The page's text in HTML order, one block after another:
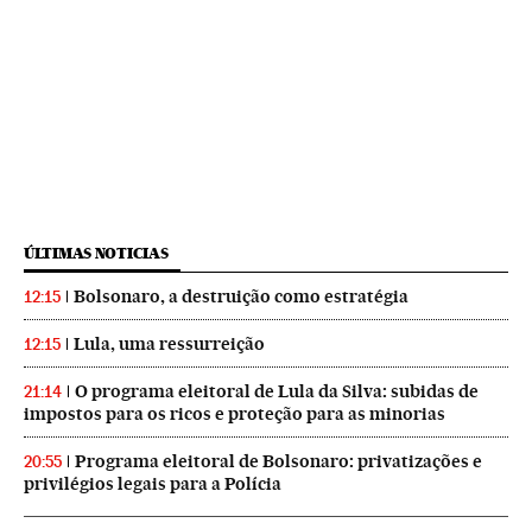
ÚLTIMAS NOTICIAS
12:15 Bolsonaro, a destruição como estratégia
12:15 Lula, uma ressurreição
21:14
O programa eleitoral de Lula da Silva: subidas de
impostos para os ricos e proteção para as minorias
20:55
Programa eleitoral de Bolsonaro: privatizações e
privilégios legais para a Polícia